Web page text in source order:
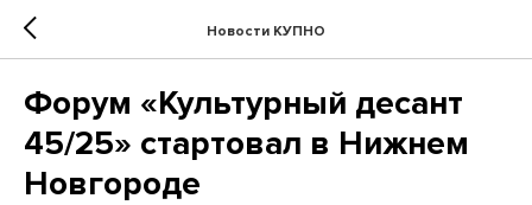
Новости КУПНО
Форум «Культурный десант
45/25» стартовал в Нижнем
Новгороде